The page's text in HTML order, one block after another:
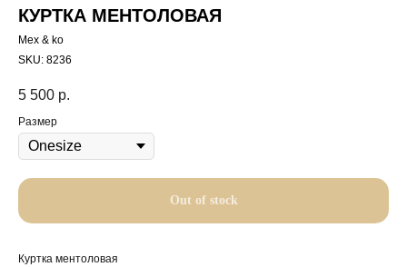
КУРТКА МЕНТОЛОВАЯ
Mex & ko
SKU: 8236
5 500 р.
Размер
Out of stock
Куртка ментоловая